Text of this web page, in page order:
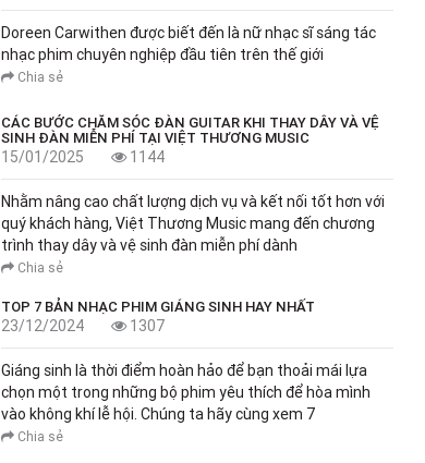
Doreen Carwithen được biết đến là nữ nhạc sĩ sáng tác
nhạc phim chuyên nghiệp đầu tiên trên thế giới
Chia sẻ
CÁC BƯỚC CHĂM SÓC ĐÀN GUITAR KHI THAY DÂY VÀ VỆ
SINH ĐÀN MIỄN PHÍ TẠI VIỆT THƯƠNG MUSIC
15/01/2025 1144
Nhằm nâng cao chất lượng dịch vụ và kết nối tốt hơn với
quý khách hàng, Việt Thương Music mang đến chương
trình thay dây và vệ sinh đàn miễn phí dành
Chia sẻ
TOP 7 BẢN NHẠC PHIM GIÁNG SINH HAY NHẤT
23/12/2024 1307
Giáng sinh là thời điểm hoàn hảo để bạn thoải mái lựa
chọn một trong những bộ phim yêu thích để hòa mình
vào không khí lễ hội. Chúng ta hãy cùng xem 7
Chia sẻ